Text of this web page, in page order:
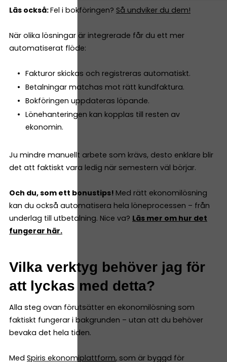
Läs också:Fel i bokföringen? Så undviker du dem!
När olika lösningar är integrerade får du ett mer
automatiserat flöde:
Fakturor skickas och registreras automatiskt.
Betalningar matchas mot rätt kundfaktura.
Bokföringen uppdateras löpande.
Lönehanteringen kan kopplas till resten av
ekonomin.
Ju mindre manuellt arbete som krävs, desto enklare blir
det att faktiskt vara ledig när semestern väl börjar.
Och du, som ett bonustips! Med rätt ekonomilösning
kan du också automatisera hela löneprocessen – från
underlag till utbetalning. Nice va? Läs mer om hur det
fungerar här.
Vilka verktyg behöver jag för
att lyckas med detta?
Alla steg ovan förutsätter en ekonomilösning som
faktiskt fungerar i bakgrunden – utan att du behöver
bevaka det hela tiden.
Med Spiris ekonomiplattform, som är byggd för